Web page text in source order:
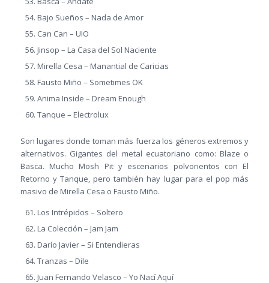
Bajo Sueños – Nada de Amor
Can Can – UIO
Jinsop – La Casa del Sol Naciente
Mirella Cesa – Manantial de Caricias
Fausto Miño – Sometimes OK
Anima Inside – Dream Enough
Tanque – Electrolux
Son lugares donde toman más fuerza los géneros extremos y
alternativos. Gigantes del metal ecuatoriano como: Blaze o
Basca. Mucho Mosh Pit y escenarios polvorientos con El
Retorno y Tanque, pero también hay lugar para el pop más
masivo de Mirella Cesa o Fausto Miño.
Los Intrépidos – Soltero
La Colección – Jam Jam
Darío Javier – Si Entendieras
Tranzas – Dile
Juan Fernando Velasco – Yo Nací Aquí